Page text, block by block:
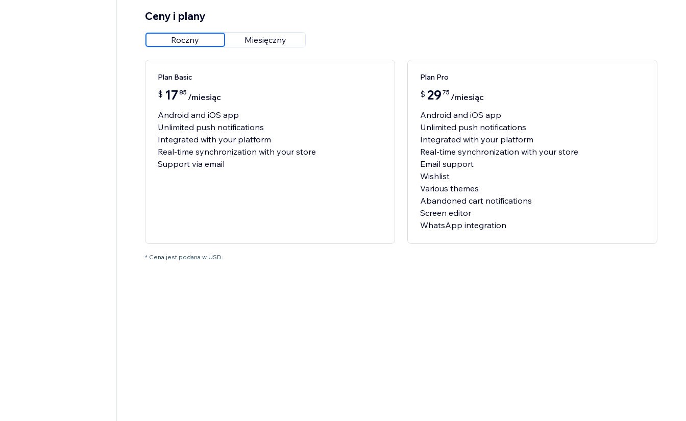
Ceny i plany
Roczny Miesięczny
Plan Basic
$ 17 85 /miesiąc
Android and iOS app
Unlimited push notifications
Integrated with your platform
Real-time synchronization with your store
Support via email
Plan Pro
$ 29 75 /miesiąc
Android and iOS app
Unlimited push notifications
Integrated with your platform
Real-time synchronization with your store
Email support
Wishlist
Various themes
Abandoned cart notifications
Screen editor
WhatsApp integration
* Cena jest podana w USD.